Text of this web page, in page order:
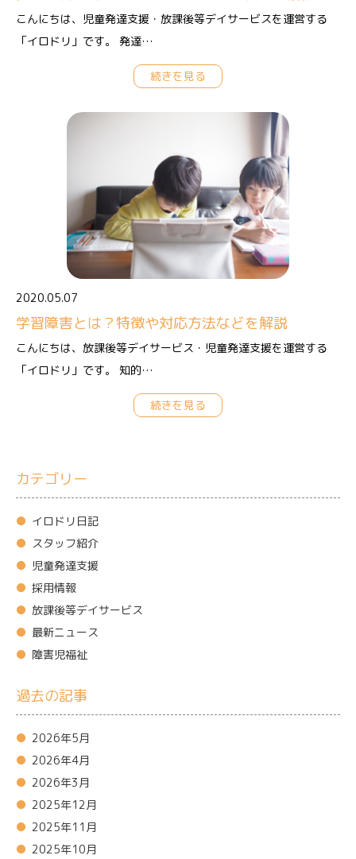
こんにちは、児童発達支援・放課後等デイサービスを運営する
「イロドリ」です。 発達…
続きを見る
2020.05.07
学習障害とは？特徴や対応方法などを解説
こんにちは、放課後等デイサービス・児童発達支援を運営する
「イロドリ」です。 知的…
続きを見る
カテゴリー
イロドリ日記
スタッフ紹介
児童発達支援
採用情報
放課後等デイサービス
最新ニュース
障害児福祉
過去の記事
2026年5月
2026年4月
2026年3月
2025年12月
2025年11月
2025年10月